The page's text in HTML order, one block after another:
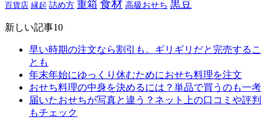
百貨店 縁起 詰め方 重箱 食材 高級おせち 黒豆
新しい記事10
早い時期の注文なら割引も。ギリギリだと完売するこ
とも
年末年始にゆっくり休むためにおせち料理を注文
おせち料理の中身を決めるには？単品で買うのも一考
届いたおせちが写真と違う？ネット上の口コミや評判
もチェック